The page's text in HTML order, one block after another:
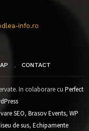
info.ro
CONTACT
In colaborare cu Perfect
SEO, Brasov Events, WP
de sus, Echipamente